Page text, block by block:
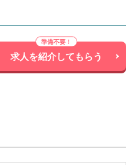
求人を紹介してもらう